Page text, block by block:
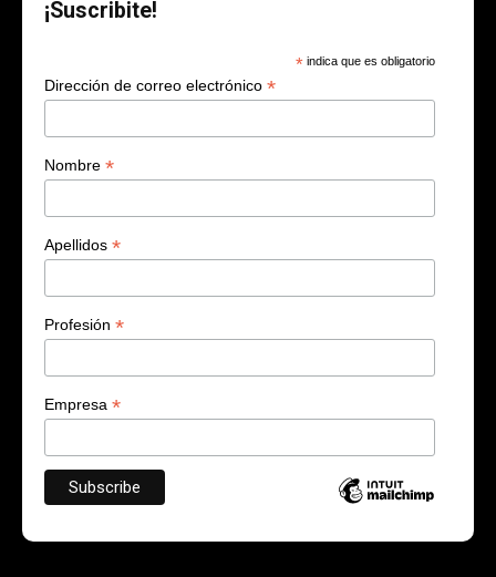
¡Suscribite!
* indica que es obligatorio
Dirección de correo electrónico *
Nombre *
Apellidos *
Profesión *
Empresa *